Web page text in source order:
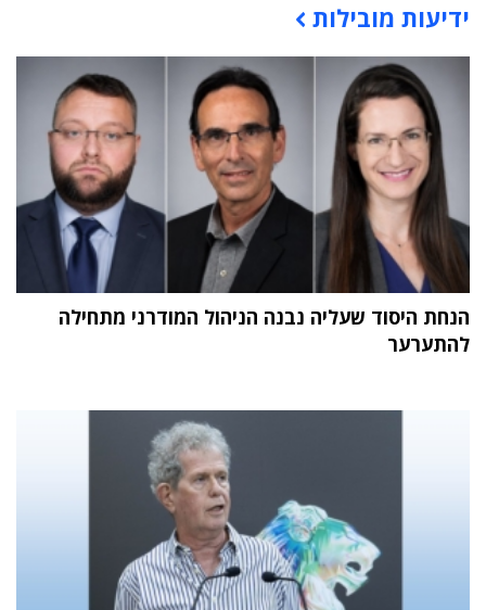
תוכן פרסומי
ידיעות מובילות
הנחת היסוד שעליה נבנה הניהול המודרני מתחילה
להתערער